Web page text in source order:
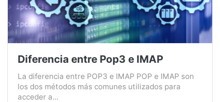
Diferencia entre Pop3 e IMAP
La diferencia entre POP3 e IMAP POP e IMAP son
los dos métodos más comunes utilizados para
acceder a...